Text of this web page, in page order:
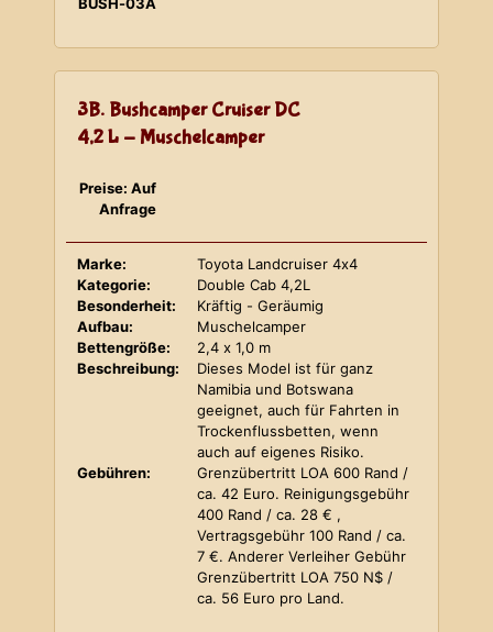
3B. Bushcamper Cruiser DC
4,2 L - Muschelcamper
Preise: Auf
Anfrage
Marke:
Toyota Landcruiser 4x4
Kategorie:
Double Cab 4,2L
Besonderheit:
Kräftig - Geräumig
Aufbau:
Muschelcamper
Bettengröße:
2,4 x 1,0 m
Beschreibung:
Dieses Model ist für ganz
Namibia und Botswana
geeignet, auch für Fahrten in
Trockenflussbetten, wenn
auch auf eigenes Risiko.
Gebühren:
Grenzübertritt LOA 600 Rand /
ca. 42 Euro. Reinigungsgebühr
400 Rand / ca. 28 € ,
Vertragsgebühr 100 Rand / ca.
7 €. Anderer Verleiher Gebühr
Grenzübertritt LOA 750 N$ /
ca. 56 Euro pro Land.